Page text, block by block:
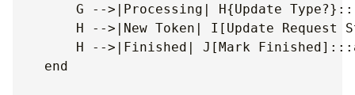
G -->|Processing| H{Update
H -->|New Token| I[Update Request
H -->|Finished| J[Mark
    end